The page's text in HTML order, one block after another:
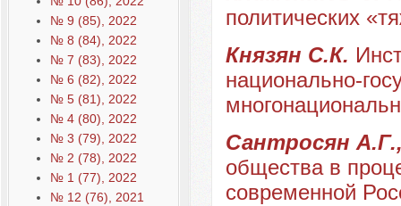
№ 9 (85), 2022
№ 8 (84), 2022
№ 7 (83), 2022
№ 6 (82), 2022
№ 5 (81), 2022
№ 4 (80), 2022
№ 3 (79), 2022
№ 2 (78), 2022
№ 1 (77), 2022
№ 12 (76), 2021
политических
Князян С.К.
национально-
Сантросян
общества в
современной